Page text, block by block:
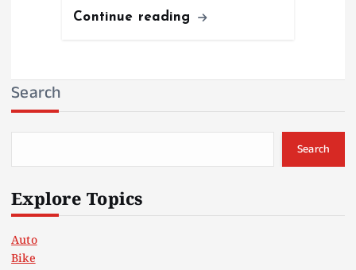
Continue reading
Search
Search
Explore Topics
Auto
Bike